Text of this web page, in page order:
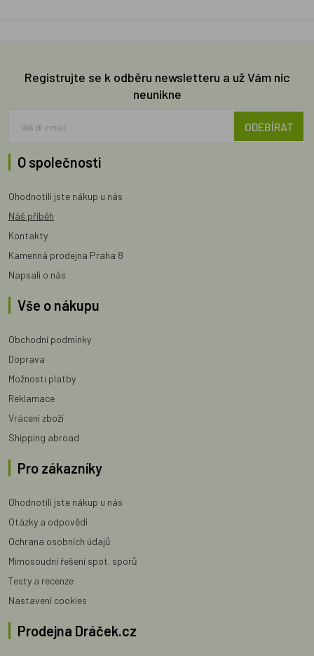
Registrujte se k odběru newsletteru a už Vám nic
neunikne
ODEBÍRAT
O společnosti
Ohodnotili jste nákup u nás
Náš příběh
Kontakty
Kamenná prodejna Praha 8
Napsali o nás
Vše o nákupu
Obchodní podmínky
Doprava
Možnosti platby
Reklamace
Vrácení zboží
Shipping abroad
Pro zákazníky
Ohodnotili jste nákup u nás
Otázky a odpovědi
Ochrana osobních údajů
Mimosoudní řešení spot. sporů
Testy a recenze
Nastavení cookies
Prodejna Dráček.cz